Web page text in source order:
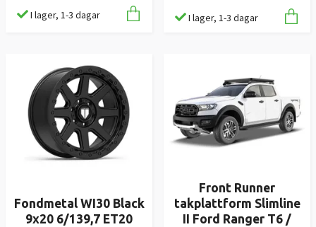
I lager, 1-3 dagar I lager, 1-3 dagar
Fondmetal WI30 Black
9x20 6/139,7 ET20
Front Runner
takplattform Slimline
II Ford Ranger T6 /